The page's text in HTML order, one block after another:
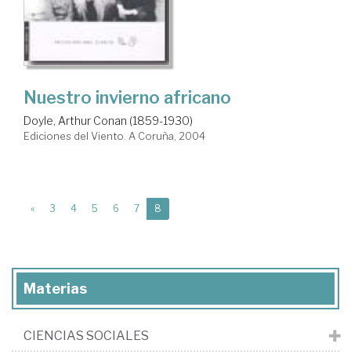
Nuestro invierno africano
Doyle, Arthur Conan (1859-1930)
Ediciones del Viento. A Coruña, 2004
« 3 4 5 6 7 8
Materias
CIENCIAS SOCIALES